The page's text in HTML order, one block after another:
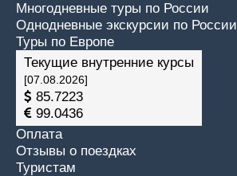
Многодневные туры по России
Однодневные экскурсии по России
Туры по Европе
Текущие внутренние курсы
[07.08.2026]
85.7223
99.0436
Оплата
Отзывы о поездках
Туристам